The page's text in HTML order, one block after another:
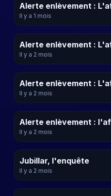
Alerte enlèvement :
Il y a 1 mois
Alerte enlèvement :
Il y a 2 mois
Alerte enlèvement :
Il y a 2 mois
Alerte enlèvement :
Il y a 2 mois
Jubillar, l'enquête
Il y a 2 mois